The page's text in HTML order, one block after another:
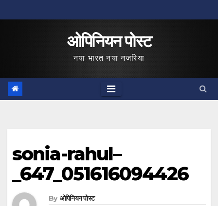
to
ओपिनियन पोस्ट
नया भारत नया नजरिया
sonia-rahul–
_647_051616094426
By ओपिनियन पोस्ट